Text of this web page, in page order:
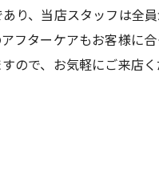
り、当店スタッフは全
フターケアもお客様に
ので、お気軽にご来店く